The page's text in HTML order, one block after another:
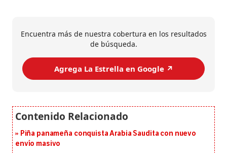
Encuentra más de nuestra cobertura en los resultados
de búsqueda.
Agrega La Estrella en Google ↗️
Piña panameña conquista Arabia Saudita con nuevo
envío masivo